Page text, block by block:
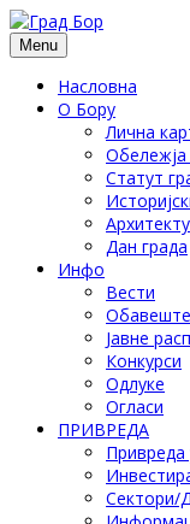
Menu
Насловна
О Бору
Лична
Обележја
Статут
Дан града
Инфо
Вести
Јавне
Конкурси
Одлуке
Огласи
ПРИВРЕДА
Привреда
Сектори/